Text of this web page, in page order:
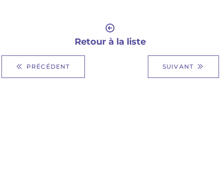
PRÉCÉDENT
Retour à la liste
SUIVANT